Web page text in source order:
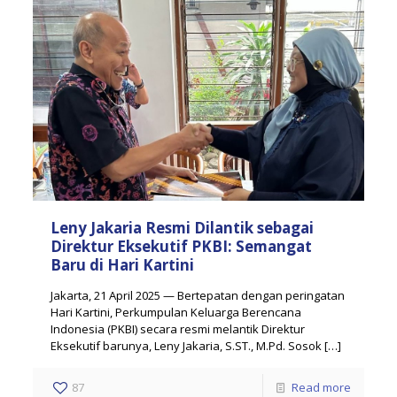
Leny Jakaria Resmi Dilantik sebagai
Direktur Eksekutif PKBI: Semangat
Baru di Hari Kartini
Jakarta, 21 April 2025 — Bertepatan dengan peringatan
Hari Kartini, Perkumpulan Keluarga Berencana
Indonesia (PKBI) secara resmi melantik Direktur
Eksekutif barunya, Leny Jakaria, S.ST., M.Pd. Sosok[…]
87 Read more